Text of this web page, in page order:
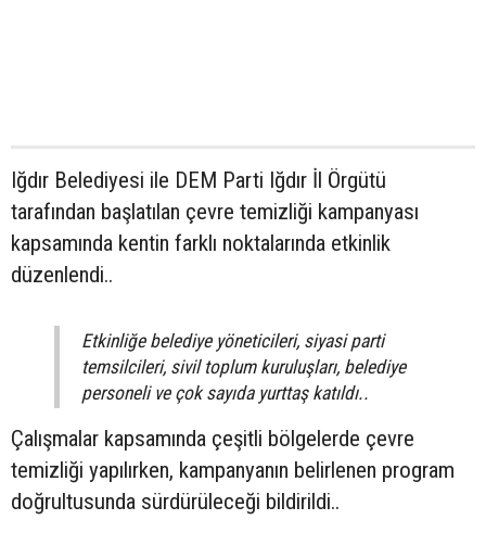
Iğdır Belediyesi ile DEM Parti Iğdır İl Örgütü
tarafından başlatılan çevre temizliği kampanyası
kapsamında kentin farklı noktalarında etkinlik
düzenlendi..
Etkinliğe belediye yöneticileri, siyasi parti
temsilcileri, sivil toplum kuruluşları, belediye
personeli ve çok sayıda yurttaş katıldı..
Çalışmalar kapsamında çeşitli bölgelerde çevre
temizliği yapılırken, kampanyanın belirlenen program
doğrultusunda sürdürüleceği bildirildi..